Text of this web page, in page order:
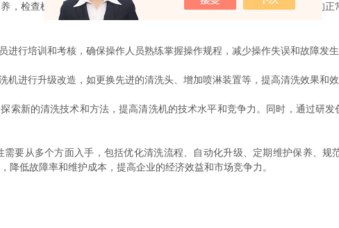
检查机器的各个部件是否正常，及时更换磨损件和故障件，保证机器的正
行培训和考核，确保操作人员熟练掌握操作规程，减少操作失误和故障发
进行升级改造，如更换先进的清洗头、增加喷淋装置等，提高清洗效果和
新的清洗技术和方法，提高清洗机的技术水平和竞争力。同时，通过研发
从多个方面入手，包括优化清洗流程、自动化升级、定期维护保养、规
低故障率和维护成本，提高企业的经济效益和市场竞争力。